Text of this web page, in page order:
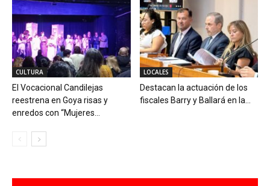
CULTURA
El Vocacional Candilejas
reestrena en Goya risas y
enredos con “Mujeres...
LOCALES
Destacan la actuación de los
fiscales Barry y Ballará en la...